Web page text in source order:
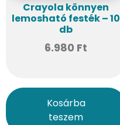
Crayola könnyen
lemosható festék – 10
db
6.980 Ft
Kosárba
teszem